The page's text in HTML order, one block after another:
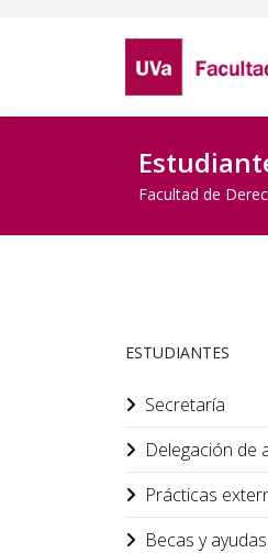
Facultad de
ESTUDIANTES
Secretaría
Delegación de
Prácticas
Becas y ayudas